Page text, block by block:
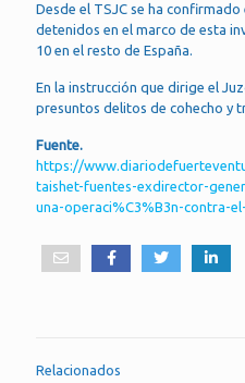
Desde el TSJC se ha
detenidos en el marco de esta
10 en el resto de España.
En la instrucción que dirige el
presuntos delitos de cohecho y
Fuente.
https://
taishet-fuentes-exdirector-
una-operaci%C3%B3n-contra-
Relacionados